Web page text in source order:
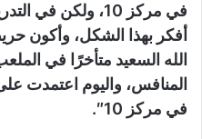
في مركز 10، ولكن
أفكر بهذا الشكل، وأكون
الله السعيد متأخرًا في
المنافس، واليوم اعتمدت
في مركز 10″.